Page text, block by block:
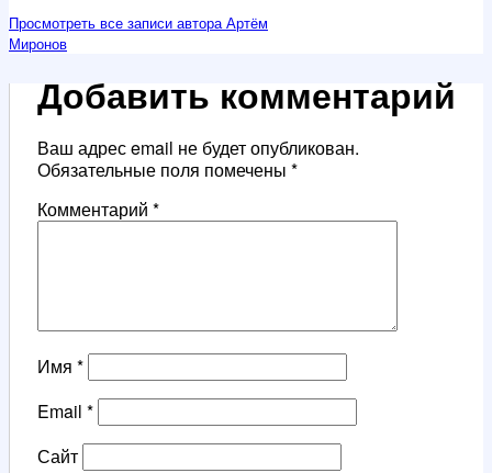
Просмотреть все записи автора Артём
Миронов
Добавить комментарий
Ваш адрес email не будет опубликован.
Обязательные поля помечены *
Комментарий *
Имя *
Email *
Сайт